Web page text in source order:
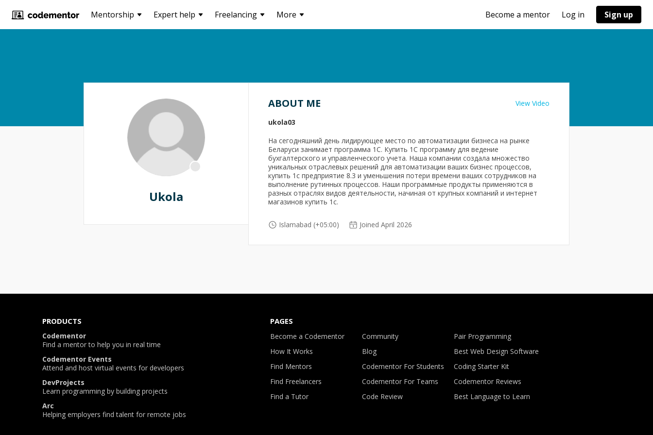
Mentorship Expert help Freelancing More Become a mentor Log in Sign up
Ukola
View Video
ABOUT ME
ukola03
На сегодняшний день лидирующее место по автоматизации бизнеса на рынке
Беларуси занимает программа 1С. Купить 1С программу для ведение
бухгалтерского и управленческого учета. Наша компании создала множество
уникальных отраслевых решений для автоматизации ваших бизнес процессов,
купить 1с предприятие 8.3 и уменьшения потери времени ваших сотрудников на
выполнение рутинных процессов. Наши программные продукты применяются в
разных отраслях видов деятельности, начиная от крупных компаний и интернет
магазинов купить 1с.
Islamabad (+05:00) Joined April 2026
PRODUCTS
Codementor
Find a mentor to help you in real time
Codementor Events
Attend and host virtual events for developers
DevProjects
Learn programming by building projects
Arc
Helping employers find talent for remote jobs
PAGES
Become a Codementor
How It Works
Find Mentors
Find Freelancers
Find a Tutor
Community
Blog
Codementor For Students
Codementor For Teams
Code Review
Pair Programming
Best Web Design Software
Coding Starter Kit
Codementor Reviews
Best Language to Learn